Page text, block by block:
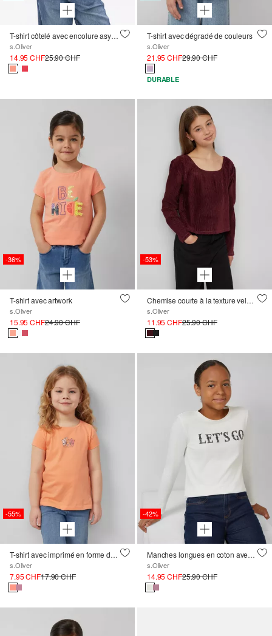
T-shirt côtelé avec encolure asymétrique et perles décoratives
s.Oliver
14.95 CHF25.90 CHF
T-shirt avec dégradé de couleurs
s.Oliver
21.95 CHF29.90 CHF
DURABLE
-36%
T-shirt avec artwork
s.Oliver
15.95 CHF24.90 CHF
-53%
Chemise courte à la texture veloutée
s.Oliver
11.95 CHF25.90 CHF
-55%
T-shirt avec imprimé en forme de A
s.Oliver
7.95 CHF17.90 CHF
-42%
Manches longues en coton avec impression sur le devant et garniture cloutée
s.Oliver
14.95 CHF25.90 CHF